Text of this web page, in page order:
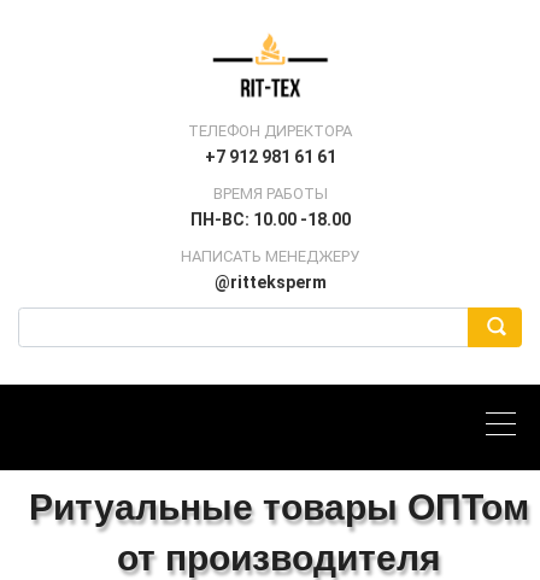
ТЕЛЕФОН ДИРЕКТОРА
+7 912 981 61 61
ВРЕМЯ РАБОТЫ
ПН-ВС: 10.00 -18.00
НАПИСАТЬ МЕНЕДЖЕРУ
@ritteksperm
Ритуальные товары ОПТом
от производителя